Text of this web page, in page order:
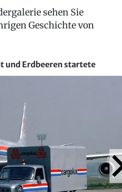
sehen Sie
Geschichte von
und Erdbeeren startete